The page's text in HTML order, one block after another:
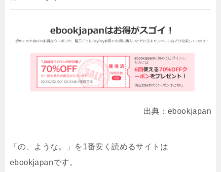
出典：ebookjapan
「の、ような。」を1番安く読めるサイトは
ebookjapanです。